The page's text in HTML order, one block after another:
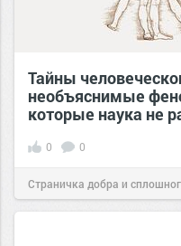
Тайны
необъяснимые
которые наука не
0 0
Страничка добра и
позитива!11:38Сегодня